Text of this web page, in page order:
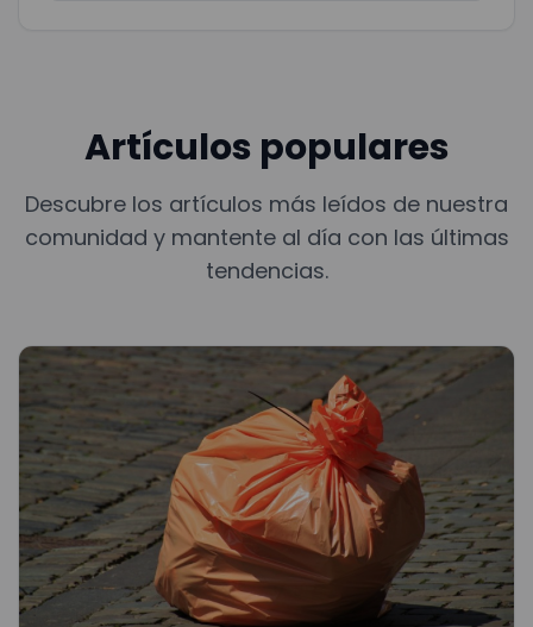
Artículos populares
Descubre los artículos más leídos de nuestra
comunidad y mantente al día con las últimas
tendencias.